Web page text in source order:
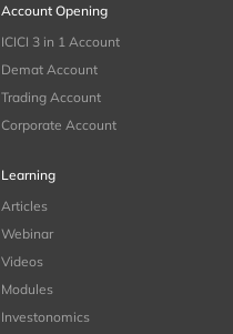
Account Opening
ICICI 3 in 1 Account
Demat Account
Trading Account
Corporate Account
Learning
Articles
Webinar
Videos
Modules
Investonomics